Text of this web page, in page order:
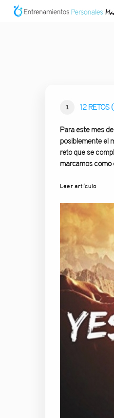
1 12 RETOS
Para este mes
posiblemente el
reto que se
marcamos
Leer artículo